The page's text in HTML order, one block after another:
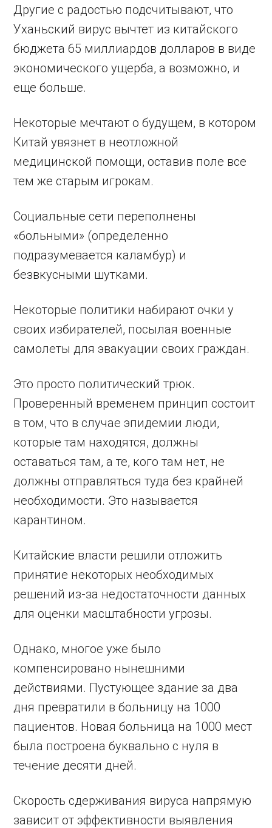
Другие с радостью подсчитывают, что
Уханьский вирус вычтет из китайского
бюджета 65 миллиардов долларов в виде
экономического ущерба, а возможно, и
еще больше.
Некоторые мечтают о будущем, в котором
Китай увязнет в неотложной
медицинской помощи, оставив поле все
тем же старым игрокам.
Социальные сети переполнены
«больными» (определенно
подразумевается каламбур) и
безвкусными шутками.
Некоторые политики набирают очки у
своих избирателей, посылая военные
самолеты для эвакуации своих граждан.
Это просто политический трюк.
Проверенный временем принцип состоит
в том, что в случае эпидемии люди,
которые там находятся, должны
оставаться там, а те, кого там нет, не
должны отправляться туда без крайней
необходимости. Это называется
карантином.
Китайские власти решили отложить
принятие некоторых необходимых
решений из-за недостаточности данных
для оценки масштабности угрозы.
Однако, многое уже было
компенсировано нынешними
действиями. Пустующее здание за два
дня превратили в больницу на 1000
пациентов. Новая больница на 1000 мест
была построена буквально с нуля в
течение десяти дней.
Скорость сдерживания вируса напрямую
зависит от эффективности выявления